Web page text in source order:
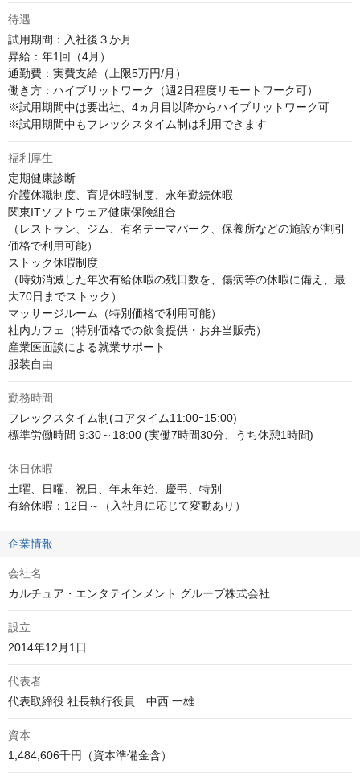
待遇
試用期間：入社後３か月
昇給：年1回（4月）
通勤費：実費支給（上限5万円/月）
働き方：ハイブリットワーク（週2日程度リモートワーク可）
※試用期間中は要出社、4ヵ月目以降からハイブリットワーク可
※試用期間中もフレックスタイム制は利用できます
福利厚生
定期健康診断
介護休職制度、育児休暇制度、永年勤続休暇
関東ITソフトウェア健康保険組合
（レストラン、ジム、有名テーマパーク、保養所などの施設が割引
価格で利用可能）
ストック休暇制度
（時効消滅した年次有給休暇の残日数を、傷病等の休暇に備え、最
大70日までストック）
マッサージルーム（特別価格で利用可能）
社内カフェ（特別価格での飲食提供・お弁当販売）
産業医面談による就業サポート
服装自由
勤務時間
フレックスタイム制(コアタイム11:00ｰ15:00)
標準労働時間 9:30～18:00 (実働7時間30分、うち休憩1時間)
休日休暇
土曜、日曜、祝日、年末年始、慶弔、特別
有給休暇：12日～（入社月に応じて変動あり）
企業情報
会社名
カルチュア・エンタテインメント グループ株式会社
設立
2014年12月1日
代表者
代表取締役 社長執行役員　中西 一雄
資本
1,484,606千円（資本準備金含）